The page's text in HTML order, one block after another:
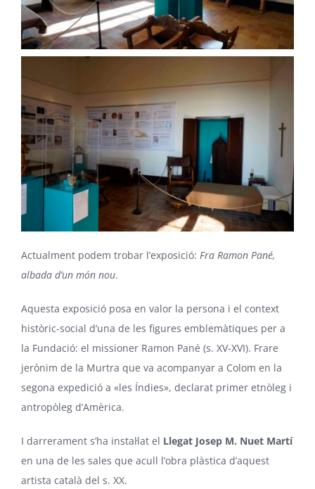
Actualment podem trobar l’exposició: Fra Ramon Pané,
albada d’un món nou.
Aquesta exposició posa en valor la persona i el context
històric-social d’una de les figures emblemàtiques per a
la Fundació: el missioner Ramon Pané (s. XV-XVI). Frare
jerònim de la Murtra que va acompanyar a Colom en la
segona expedició a «les Índies», declarat primer etnòleg i
antropòleg d’Amèrica.
I darrerament s’ha instal·lat el Llegat Josep M. Nuet Martí
en una de les sales que acull l’obra plàstica d’aquest
artista català del s. XX.